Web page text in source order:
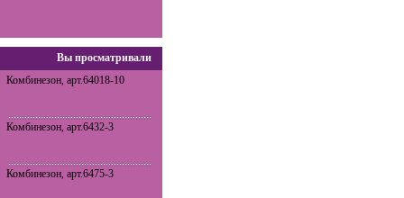
Вы просматривали
Комбинезон, арт.64018-10
Комбинезон, арт.6432-3
Комбинезон, арт.6475-3